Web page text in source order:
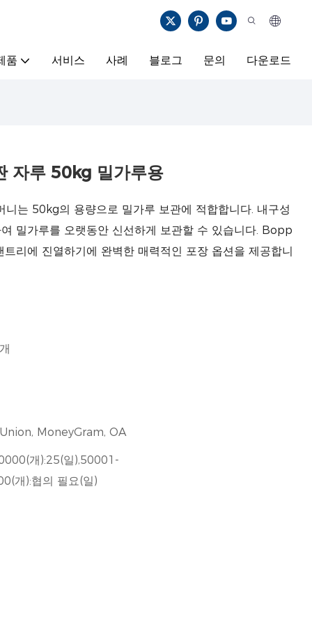
품 서비스 사례 블로그 문의 다운로드
자루 50kg 밀가루용
는 50kg의 용량으로 밀가루 보관에 적합합니다. 내구성
밀가루를 오랫동안 신선하게 보관할 수 있습니다. Bopp
리에 진열하기에 완벽한 매력적인 포장 옵션을 제공합니
MoneyGram, OA
개):25(일),50001-
개):협의 필요(일)